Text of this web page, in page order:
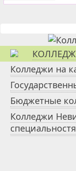
Колледжи на
Бюджетные
Колледжи